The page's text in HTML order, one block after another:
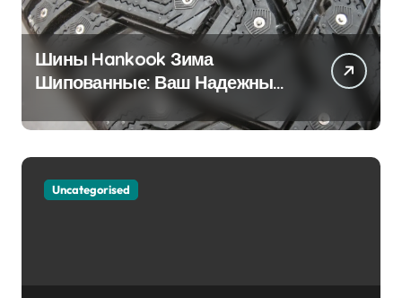
Шины Hankook Зима
Шипованные: Ваш Надежный
Партнёр на Снежных Дорогах
Uncategorised